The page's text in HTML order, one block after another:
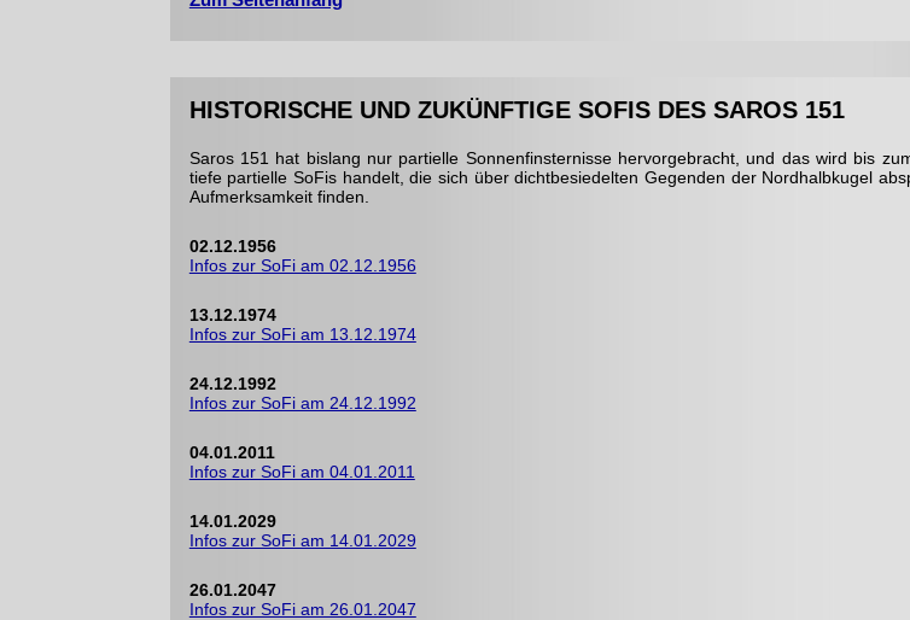
HISTORISCHE UND ZUKÜNFTIGE SOFIS DES SAROS 151
Saros 151 hat bislang nur partielle Sonnenfinsternisse hervorgebracht, und das wird bis
tiefe partielle SoFis handelt, die sich über dichtbesiedelten Gegenden der Nordhalbkugel
Aufmerksamkeit finden.
02.12.1956
Infos zur SoFi am 02.12.1956
13.12.1974
Infos zur SoFi am 13.12.1974
24.12.1992
Infos zur SoFi am 24.12.1992
04.01.2011
Infos zur SoFi am 04.01.2011
14.01.2029
Infos zur SoFi am 14.01.2029
26.01.2047
Infos zur SoFi am 26.01.2047